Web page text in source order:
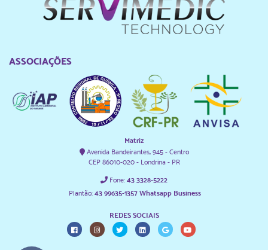
ASSOCIAÇÕES
Matriz
Avenida Bandeirantes, 945 - Centro
CEP 86010-020 - Londrina - PR
Fone: 43 3328-5222
Plantão: 43 99635-1357 Whatsapp Business
REDES SOCIAIS